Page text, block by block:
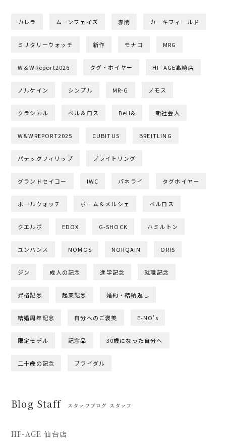
カレラ ムーンフェイズ 赤間 カーキフィールド
ミリタリーウォッチ 新作 モナコ MRG
W＆WReport2026 タグ・ホイヤー HF-AGE高崎店
ノルケイン シンプル MR-G ノモス
クラシカル ベル＆ロス Bell& 新社会人
W&WREPORT2025 CUBITUS BREITLING
パテックフィリップ ブライトリング
グランドセイコー IWC パネライ タグホイヤー
ボールウォッチ ボーム＆メルシェ ベルロス
クエルボ EDOX G-SHOCK ハミルトン
ユンハンス NOMOS NORQAIN ORIS
ジン 成人の記念 進学記念 就職記念
昇格記念 起業記念 婚約・結納返し
結婚周年記念 自分へのご褒美 E-NO's
限定モデル 記念品 30歳になった自分へ
二十歳の記念 ブライダル
Blog Staff スタッフブログ スタッフ
HF-AGE 仙台店